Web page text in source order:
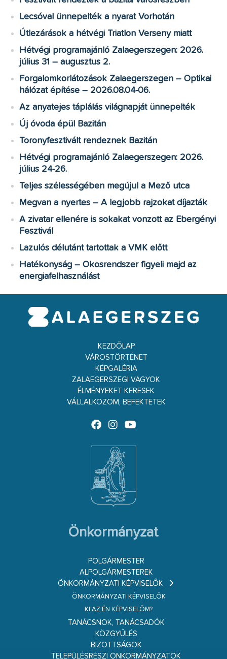
Lecsóval ünnepelték a nyarat Vorhotán
Útlezárások a hétvégi Triatlon Verseny miatt
Hétvégi programajánló Zalaegerszegen: 2026.
július 31 – augusztus 2.
Forgalomkorlátozások Zalaegerszegen – Optikai
hálózat építése – 2026.08.04-06.
Az anyatejes táplálás világnapját ünnepelték
Új óvoda épül Bazitán
Toronyfesztivált rendeznek Bazitán
Hétvégi programajánló Zalaegerszegen: 2026.
július 24-26.
Teljes szélességében megújul a Mező utca
Megvan a nyertes – A legjobb rajzokat díjazták
A zivatar ellenére is sokakat vonzott az Ebergényi
Fesztivál
Lazulós délutánt tartottak a VMK előtt
Hatékonyság – Okosrendszer figyeli majd az
energiafelhasználást
KEZDŐLAP
VÁROSTÖRTÉNET
KÉPGALÉRIA
ZALAEGERSZEGI VAGYOK
ÉLMÉNYEKET KERESEK
VÁLLALKOZOM, BEFEKTETEK
Önkormányzat
POLGÁRMESTER
ALPOLGÁRMESTEREK
ÖNKORMÁNYZATI KÉPVISELŐK
ÖNKORMÁNYZATI KÉPVISELŐK
KI AZ ÉN KÉPVISELŐM?
TANÁCSNOK, TANÁCSADÓK
KÖZGYŰLÉS
BIZOTTSÁGOK
TELEPÜLÉSRÉSZI ÖNKORMÁNYZATOK